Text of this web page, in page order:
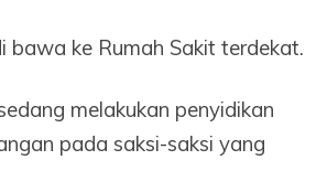
bawa ke Rumah Sakit terdekat.
melakukan penyidikan
pada saksi-saksi yang